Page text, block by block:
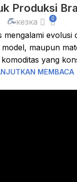
Produksi
кезка 0
mengalami evolusi
model, maupun
yang
MEMBACA